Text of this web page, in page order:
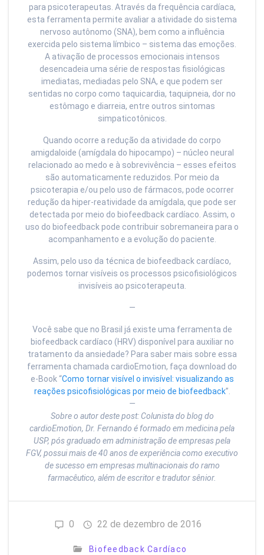
para psicoterapeutas. Através da frequência cardíaca,
esta ferramenta permite avaliar a atividade do sistema
nervoso autônomo (SNA), bem como a influência
exercida pelo sistema límbico – sistema das emoções.
A ativação de processos emocionais intensos
desencadeia uma série de respostas fisiológicas
imediatas, mediadas pelo SNA, e que podem ser
sentidas no corpo como taquicardia, taquipneia, dor no
estômago e diarreia, entre outros sintomas
simpaticotônicos.
Quando ocorre a redução da atividade do corpo
amigdaloide (amígdala do hipocampo) – núcleo neural
relacionado ao medo e à sobrevivência – esses efeitos
são automaticamente reduzidos. Por meio da
psicoterapia e/ou pelo uso de fármacos, pode ocorrer
redução da hiper-reatividade da amígdala, que pode ser
detectada por meio do biofeedback cardíaco. Assim, o
uso do biofeedback pode contribuir sobremaneira para o
acompanhamento e a evolução do paciente.
Assim, pelo uso da técnica de biofeedback cardíaco,
podemos tornar visíveis os processos psicofisiológicos
invisíveis ao psicoterapeuta.
—
Você sabe que no Brasil já existe uma ferramenta de
biofeedback cardíaco (HRV) disponível para auxiliar no
tratamento da ansiedade? Para saber mais sobre essa
ferramenta chamada cardioEmotion, faça download do
e-Book “Como tornar visível o invisível: visualizando as
reações psicofisiológicas por meio de biofeedback”.
—
Sobre o autor deste post: Colunista do blog do
cardioEmotion, Dr. Fernando é formado em medicina pela
USP, pós graduado em administração de empresas pela
FGV, possui mais de 40 anos de experiência como executivo
de sucesso em empresas multinacionais do ramo
farmacêutico, além de escritor e tradutor sênior.
0 22 de dezembro de 2016
Biofeedback Cardíaco